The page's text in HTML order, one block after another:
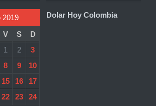
2019
V S
D
1
2
3
8 9
10
15 16
17
22 23
24
Dolar Hoy Colombia